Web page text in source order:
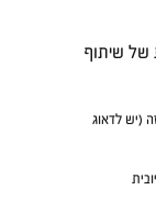
של שיתוף
(יש לדאוג